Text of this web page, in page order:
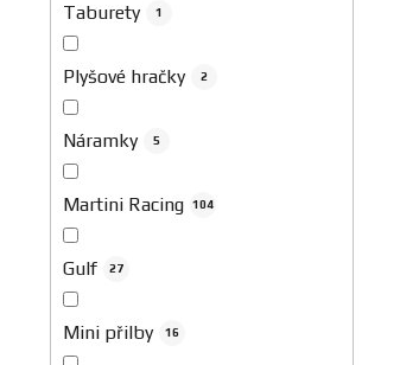
Taburety 1
Plyšové hračky 2
Náramky 5
Martini Racing 104
Gulf 27
Mini přilby 16